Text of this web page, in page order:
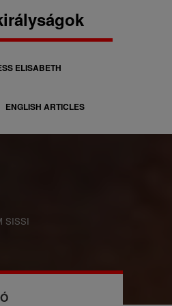
ELISABETH
ENGLISH ARTICLES
SISSI